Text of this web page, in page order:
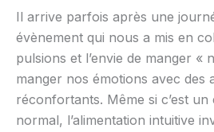
Il arrive parfois après une
évènement qui nous a mis en
pulsions et l’envie de manger «
manger nos émotions avec des
réconfortants. Même si c’est
normal, l’alimentation intuitive